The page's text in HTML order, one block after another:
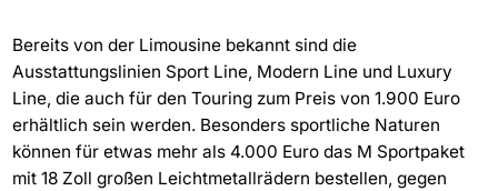
Bereits von der Limousine bekannt sind die
Ausstattungslinien Sport Line, Modern Line und Luxury
Line, die auch für den Touring zum Preis von 1.900 Euro
erhältlich sein werden. Besonders sportliche Naturen
können für etwas mehr als 4.000 Euro das M Sportpaket
mit 18 Zoll großen Leichtmetallrädern bestellen, gegen